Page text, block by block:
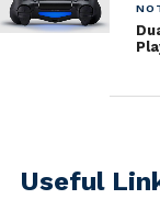
Useful